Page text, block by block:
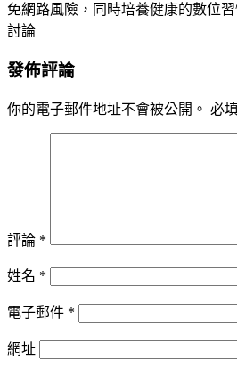
免網路風險，同時培養健康的數位習
討論
發佈評論
你的電子郵件地址不會被公開。 必
評論 *
姓名 *
電子郵件 *
網址